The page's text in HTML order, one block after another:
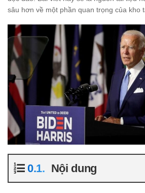
sâu hơn về một phần quan trọng của kho
Nội dung